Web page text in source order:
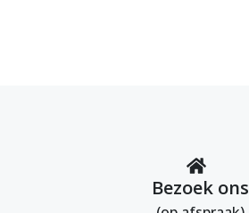
Bezoek ons